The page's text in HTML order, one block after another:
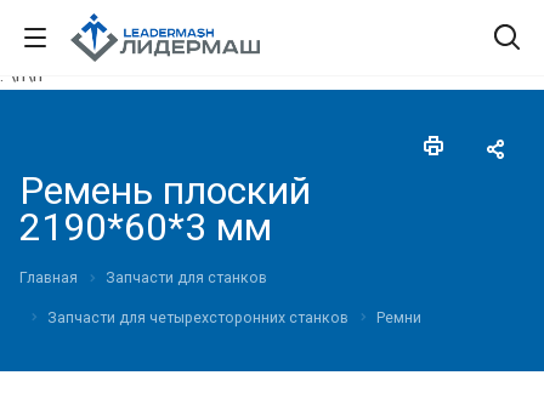
."\n \n"
Ремень плоский
2190*60*3 мм
Главная Запчасти для станков
Запчасти для четырехсторонних станков Ремни